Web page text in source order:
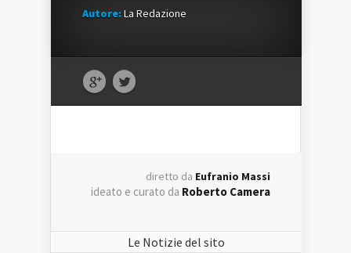
Autore:La Redazione
diretto da Eufranio Massi
ideato e curato da Roberto Camera
Le Notizie del sito